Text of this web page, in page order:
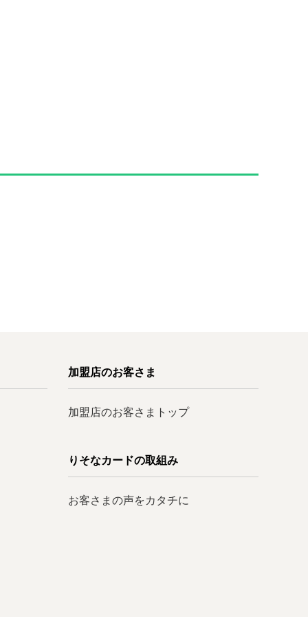
加盟店のお客さま
加盟店のお客さまトップ
りそなカードの取組み
お客さまの声をカタチに